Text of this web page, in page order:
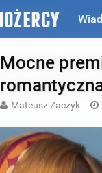
Mocne
Mateusz Zaczyk